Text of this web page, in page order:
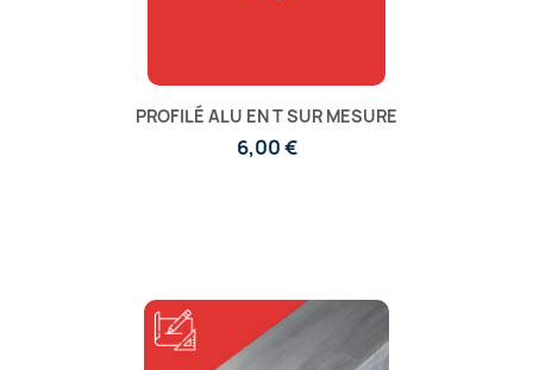
PROFILÉ ALU EN T SUR MESURE
6,00 €